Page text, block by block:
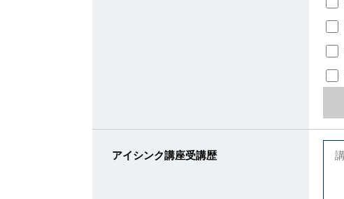
アイシンク講座受講歴